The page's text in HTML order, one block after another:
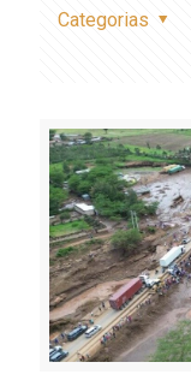
Categorias